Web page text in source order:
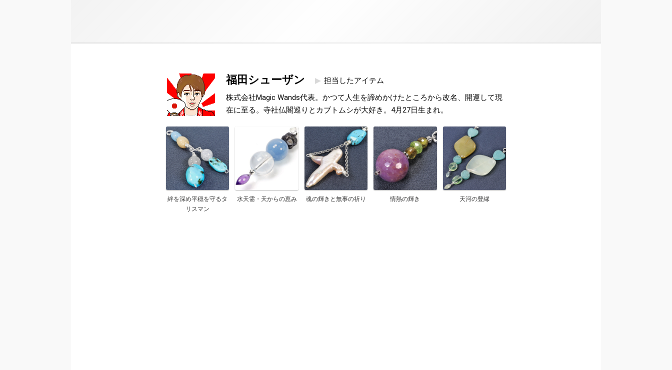
福田シューザン
担当したアイテム
株式会社Magic Wands代表。かつて人生を諦めかけたところから改名、開運して現
在に至る。寺社仏閣巡りとカブトムシが大好き。4月27日生まれ。
絆を深め平穏を守るタ
リスマン
水天需・天からの恵み 魂の輝きと無事の祈り 情熱の輝き 天河の豊縁